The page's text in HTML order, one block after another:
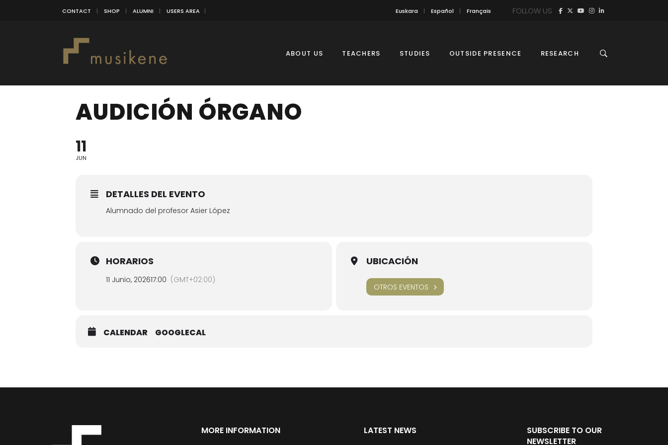
CONTACT SHOP ALUMNI USERS AREA Euskara Español Français FOLLOW US
ABOUT US TEACHERS STUDIES OUTSIDE PRESENCE RESEARCH
AUDICIÓN ÓRGANO
11
JUN
DETALLES DEL EVENTO
Alumnado del profesor Asier López
HORARIOS
11 Junio, 202617:00 (GMT+02:00)
UBICACIÓN
OTROS EVENTOS
CALENDAR GOOGLECAL
MORE INFORMATION LATEST NEWS
SUBSCRIBE TO OUR
NEWSLETTER